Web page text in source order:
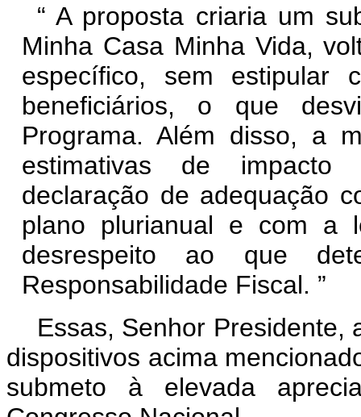
“A proposta criaria um
Minha Casa Minha Vida,
específico, sem estipular
beneficiários, o que
Programa. Além disso, a
estimativas de impacto
declaração de adequação
plano plurianual e com a
desrespeito ao que
Responsabilidade Fiscal. ”
Essas, Senhor Presidente,
dispositivos acima
submeto à elevada